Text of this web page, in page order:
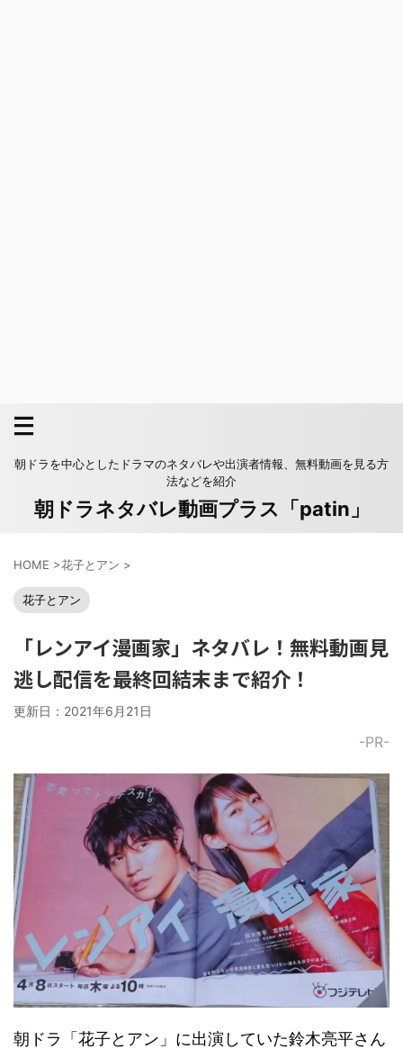
朝ドラを中心としたドラマのネタバレや出演者情報、無料動画を見る方
法などを紹介
朝ドラネタバレ動画プラス「patin」
HOME >花子とアン >
花子とアン
「レンアイ漫画家」ネタバレ！無料動画見
逃し配信を最終回結末まで紹介！
更新日： 2021年6月21日
-PR-
朝ドラ「花子とアン」に出演していた鈴木亮平さん